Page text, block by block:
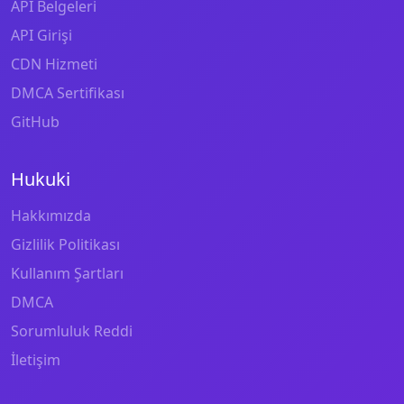
API Belgeleri
API Girişi
CDN Hizmeti
DMCA Sertifikası
GitHub
Hukuki
Hakkımızda
Gizlilik Politikası
Kullanım Şartları
DMCA
Sorumluluk Reddi
İletişim